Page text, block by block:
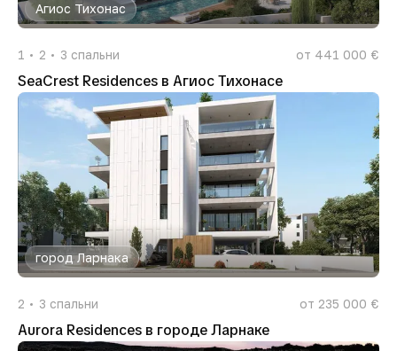
Агиос Тихонас
1 2 3 спальни от 441 000 €
SeaCrest Residences в Агиос Тихонасе
город Ларнака
2 3 спальни от 235 000 €
Aurora Residences в городе Ларнаке